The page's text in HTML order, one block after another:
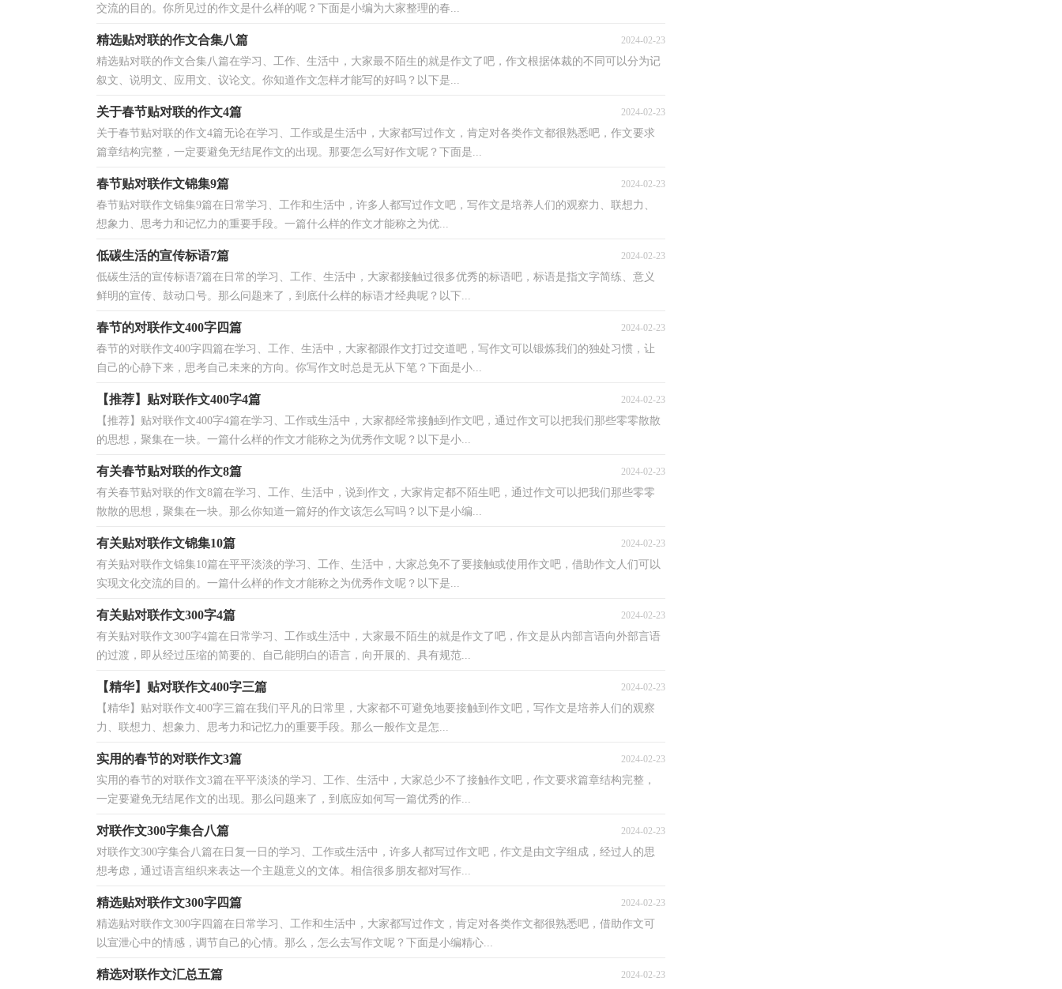
交流的目的。你所见过的作文是什么样的呢？下面是小编为大家整理的春...
精选贴对联的作文合集八篇 2024-02-23
精选贴对联的作文合集八篇在学习、工作、生活中，大家最不陌生的就是作文了吧，作文根据体裁的不同可以分为记
叙文、说明文、应用文、议论文。你知道作文怎样才能写的好吗？以下是...
关于春节贴对联的作文4篇 2024-02-23
关于春节贴对联的作文4篇无论在学习、工作或是生活中，大家都写过作文，肯定对各类作文都很熟悉吧，作文要求
篇章结构完整，一定要避免无结尾作文的出现。那要怎么写好作文呢？下面是...
春节贴对联作文锦集9篇 2024-02-23
春节贴对联作文锦集9篇在日常学习、工作和生活中，许多人都写过作文吧，写作文是培养人们的观察力、联想力、
想象力、思考力和记忆力的重要手段。一篇什么样的作文才能称之为优...
低碳生活的宣传标语7篇 2024-02-23
低碳生活的宣传标语7篇在日常的学习、工作、生活中，大家都接触过很多优秀的标语吧，标语是指文字简练、意义
鲜明的宣传、鼓动口号。那么问题来了，到底什么样的标语才经典呢？以下...
春节的对联作文400字四篇 2024-02-23
春节的对联作文400字四篇在学习、工作、生活中，大家都跟作文打过交道吧，写作文可以锻炼我们的独处习惯，让
自己的心静下来，思考自己未来的方向。你写作文时总是无从下笔？下面是小...
【推荐】贴对联作文400字4篇 2024-02-23
【推荐】贴对联作文400字4篇在学习、工作或生活中，大家都经常接触到作文吧，通过作文可以把我们那些零零散散
的思想，聚集在一块。一篇什么样的作文才能称之为优秀作文呢？以下是小...
有关春节贴对联的作文8篇 2024-02-23
有关春节贴对联的作文8篇在学习、工作、生活中，说到作文，大家肯定都不陌生吧，通过作文可以把我们那些零零
散散的思想，聚集在一块。那么你知道一篇好的作文该怎么写吗？以下是小编...
有关贴对联作文锦集10篇 2024-02-23
有关贴对联作文锦集10篇在平平淡淡的学习、工作、生活中，大家总免不了要接触或使用作文吧，借助作文人们可以
实现文化交流的目的。一篇什么样的作文才能称之为优秀作文呢？以下是...
有关贴对联作文300字4篇 2024-02-23
有关贴对联作文300字4篇在日常学习、工作或生活中，大家最不陌生的就是作文了吧，作文是从内部言语向外部言语
的过渡，即从经过压缩的简要的、自己能明白的语言，向开展的、具有规范...
【精华】贴对联作文400字三篇 2024-02-23
【精华】贴对联作文400字三篇在我们平凡的日常里，大家都不可避免地要接触到作文吧，写作文是培养人们的观察
力、联想力、想象力、思考力和记忆力的重要手段。那么一般作文是怎...
实用的春节的对联作文3篇 2024-02-23
实用的春节的对联作文3篇在平平淡淡的学习、工作、生活中，大家总少不了接触作文吧，作文要求篇章结构完整，
一定要避免无结尾作文的出现。那么问题来了，到底应如何写一篇优秀的作...
对联作文300字集合八篇 2024-02-23
对联作文300字集合八篇在日复一日的学习、工作或生活中，许多人都写过作文吧，作文是由文字组成，经过人的思
想考虑，通过语言组织来表达一个主题意义的文体。相信很多朋友都对写作...
精选贴对联作文300字四篇 2024-02-23
精选贴对联作文300字四篇在日常学习、工作和生活中，大家都写过作文，肯定对各类作文都很熟悉吧，借助作文可
以宣泄心中的情感，调节自己的心情。那么，怎么去写作文呢？下面是小编精心...
精选对联作文汇总五篇 2024-02-23